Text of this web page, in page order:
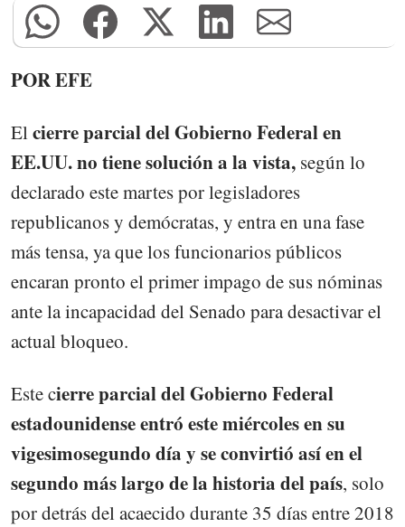
POR EFE
Elcierre parcial del Gobierno Federal en
EE.UU. no tiene solución a la vista, según lo
declarado este martes por legisladores
republicanos y demócratas, y entra en una fase
más tensa, ya que los funcionarios públicos
encaran pronto el primer impago de sus nóminas
ante la incapacidad del Senado para desactivar el
actual bloqueo.
Este cierre parcial del Gobierno Federal
estadounidense entró este miércoles en su
vigesimosegundo día y se convirtió así en el
segundo más largo de la historia del país, solo
por detrás del acaecido durante 35 días entre 2018